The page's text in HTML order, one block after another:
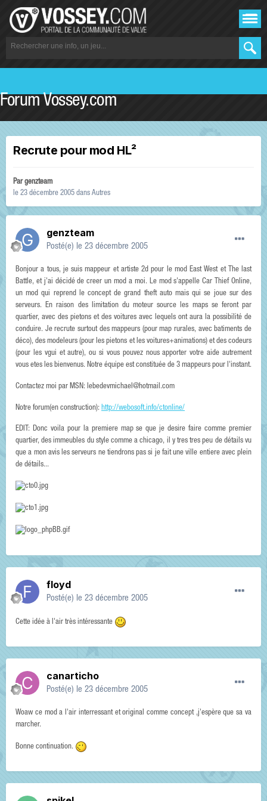
Forum Vossey.com
Recrute pour mod HL²
Pargenzteam
le 23 décembre 2005 dans Autres
genzteam
Posté(e) le 23 décembre 2005
Bonjour a tous, je suis mappeur et artiste 2d pour le mod East West et The last
Battle, et j'ai décidé de creer un mod a moi. Le mod s'appelle Car Thief Online,
un mod qui reprend le concept de grand theft auto mais qui se joue sur des
serveurs. En raison des limitation du moteur source les maps se feront par
quartier, avec des pietons et des voitures avec lequels ont aura la possibilité de
conduire. Je recrute surtout des mappeurs (pour map rurales, avec batiments de
déco), des modeleurs (pour les pietons et les voitures+animations) et des codeurs
(pour les vgui et autre), ou si vous pouvez nous apporter votre aide autrement
vous etes les bienvenus. Notre équipe est constituée de 3 mappeurs pour l'instant.
Contactez moi par MSN: lebedevmichael@hotmail.com
Notre forum(en construction): http://webosoft.info/ctonline/
EDIT: Donc voila pour la premiere map se que je desire faire comme premier
quartier, des immeubles du style comme a chicago, il y tres tres peu de détails vu
que a mon avis les serveurs ne tiendrons pas si je fait une ville entiere avec plein
de détails...
floyd
Posté(e) le 23 décembre 2005
Cette idée à l'air très intéressante
canarticho
Posté(e) le 23 décembre 2005
Woaw ce mod a l'air interressant et original comme concept ,j'espère que sa va
marcher.
Bonne continuation.